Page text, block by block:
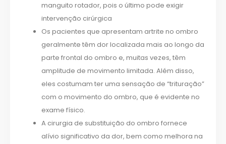
manguito rotador, pois o último pode exigir
intervenção cirúrgica
Os pacientes que apresentam artrite no ombro
geralmente têm dor localizada mais ao longo da
parte frontal do ombro e, muitas vezes, têm
amplitude de movimento limitada. Além disso,
eles costumam ter uma sensação de “trituração”
com o movimento do ombro, que é evidente no
exame físico.
A cirurgia de substituição do ombro fornece
alívio significativo da dor, bem como melhora na